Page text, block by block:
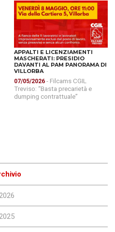
APPALTI E LICENZIAMENTI
MASCHERATI: PRESIDIO
DAVANTI AL PAM PANORAMA DI
VILLORBA
07/05/2026 - Filcams CGIL
Treviso: “Basta precarietà e
dumping contrattuale”
2026
2025